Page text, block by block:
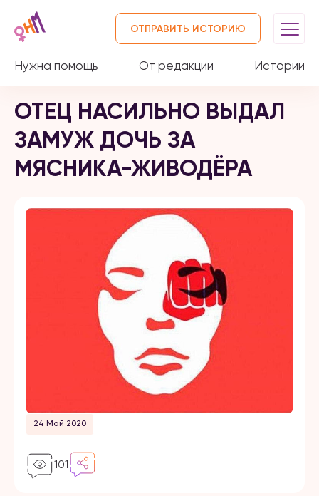
Нужна помощь От редакции Истории
ОТПРАВИТЬ ИСТОРИЮ
ОТЕЦ НАСИЛЬНО ВЫДАЛ
ЗАМУЖ ДОЧЬ ЗА
МЯСНИКА-ЖИВОДЁРА
24 Май 2020
101